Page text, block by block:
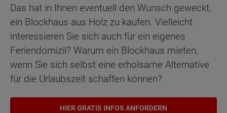
Das hat in Ihnen eventuell den Wunsch geweckt,
ein Blockhaus aus Holz zu kaufen. Vielleicht
interessieren Sie sich auch für ein eigenes
Feriendomizil? Warum ein Blockhaus mieten,
wenn Sie sich selbst eine erholsame Alternative
für die Urlaubszeit schaffen können?
HIER GRATIS INFOS ANFORDERN